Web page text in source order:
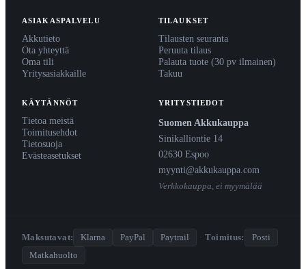
ASIAKASPALVELU
Akkutieto
Ota yhteyttä
Oma tili
Yritysasiakkaille
TILAUKSET
Tilausten seuranta
Peruuta tilaus
Palauta tuote (30 pv ilmainen)
Takuu
KÄYTÄNNÖT
Tietoa meistä
Toimitusehdot
Tietosuoja
Evästeasetukset
YRITYSTIEDOT
Suomen Akkukauppa
Sinikalliontie 14
02630 Espoo
myynti@akkukauppa.com
Verkkokauppa, ei myymälää
Maksutavat: Klarna PayPal Paytrail · Toimitus:
Posti
Matkahuolto